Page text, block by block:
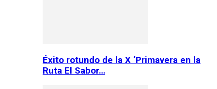
Éxito rotundo de la X ‘Primavera en la
Ruta El Sabor…